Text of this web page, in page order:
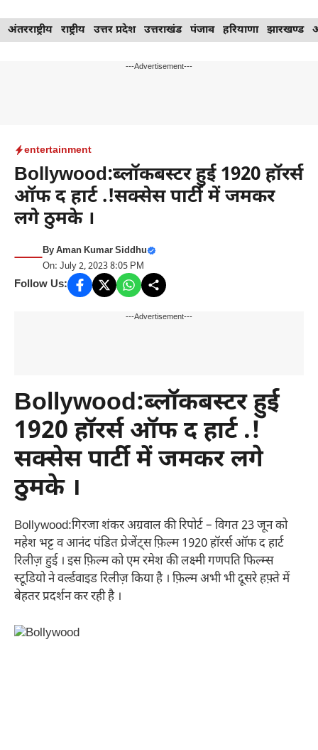
Skip
to
अंतरराष्ट्रीय राष्ट्रीय उत्तर प्रदेश उत्तराखंड पंजाब हरियाणा झारखण्ड
---Advertisement---
entertainment
Bollywood:ब्लॉकबस्टर हुई 1920 हॉरर्स
ऑफ द हार्ट .!सक्सेस पार्टी में जमकर
लगे ठुमके ।
ByAman Kumar Siddhu
On: July 2, 2023 8:05 PM
Follow Us:
---Advertisement---
Bollywood:ब्लॉकबस्टर हुई
1920 हॉरर्स ऑफ द हार्ट .!
सक्सेस पार्टी में जमकर लगे
ठुमके ।
Bollywood:गिरजा शंकर अग्रवाल की रिपोर्ट – विगत 23 जून को
महेश भट्ट व आनंद पंडित प्रेजेंट्स फ़िल्म 1920 हॉरर्स ऑफ द हार्ट
रिलीज़ हुई । इस फ़िल्म को एम रमेश की लक्ष्मी गणपति फिल्म्स
स्टूडियो ने वर्ल्डवाइड रिलीज़ किया है । फ़िल्म अभी भी दूसरे हफ़्ते में
बेहतर प्रदर्शन कर रही है ।